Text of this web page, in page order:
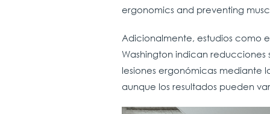
ergonomics and preventing
Adicionalmente, estudios como
Washington indican reducciones
lesiones ergonómicas mediante
aunque los resultados pueden